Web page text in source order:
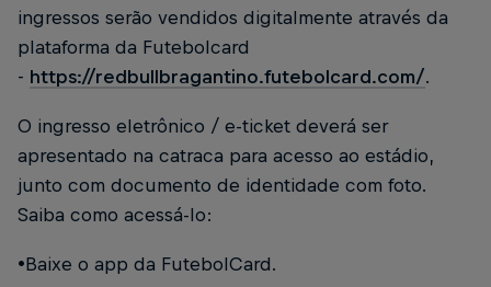
ingressos serão vendidos digitalmente através da
plataforma da Futebolcard
- https://redbullbragantino.futebolcard.com/.
O ingresso eletrônico / e-ticket deverá ser
apresentado na catraca para acesso ao estádio,
junto com documento de identidade com foto.
Saiba como acessá-lo:
•Baixe o app da FutebolCard.